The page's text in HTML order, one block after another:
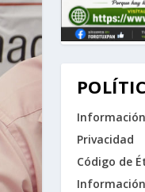
Privacidad
Código de